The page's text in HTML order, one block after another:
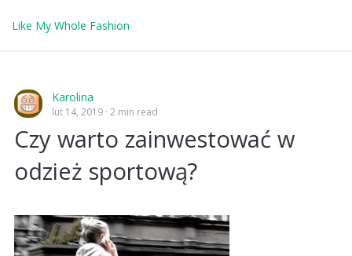
Like My Whole Fashion
Karolina
lut 14, 2019 2 min read
Czy warto zainwestować w
odzież sportową?